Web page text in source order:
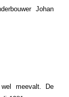
Johan
meevalt. De